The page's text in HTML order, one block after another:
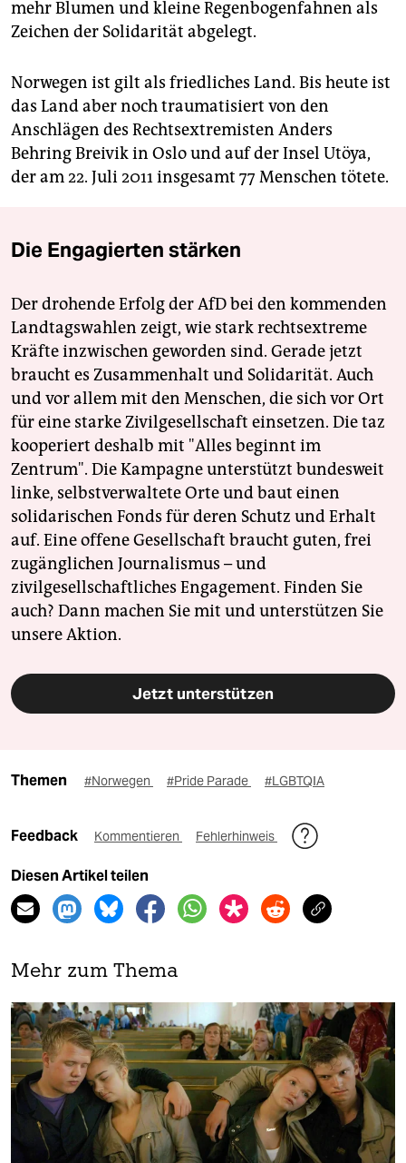
mehr Blumen und kleine Regenbogenfahnen als
Zeichen der Solidarität abgelegt.
Norwegen ist gilt als friedliches Land. Bis heute ist
das Land aber noch traumatisiert von den
Anschlägen des Rechtsextremisten Anders
Behring Breivik in Oslo und auf der Insel Utöya,
der am 22. Juli 2011 insgesamt 77 Menschen tötete.
Die Engagierten stärken
Der drohende Erfolg der AfD bei den kommenden
Landtagswahlen zeigt, wie stark rechtsextreme
Kräfte inzwischen geworden sind. Gerade jetzt
braucht es Zusammenhalt und Solidarität. Auch
und vor allem mit den Menschen, die sich vor Ort
für eine starke Zivilgesellschaft einsetzen. Die taz
kooperiert deshalb mit "Alles beginnt im
Zentrum". Die Kampagne unterstützt bundesweit
linke, selbstverwaltete Orte und baut einen
solidarischen Fonds für deren Schutz und Erhalt
auf. Eine offene Gesellschaft braucht guten, frei
zugänglichen Journalismus – und
zivilgesellschaftliches Engagement. Finden Sie
auch? Dann machen Sie mit und unterstützen Sie
unsere Aktion.
Jetzt unterstützen
Themen #Norwegen #Pride Parade #LGBTQIA
Feedback Kommentieren Fehlerhinweis
Diesen Artikel teilen
Mehr zum Thema